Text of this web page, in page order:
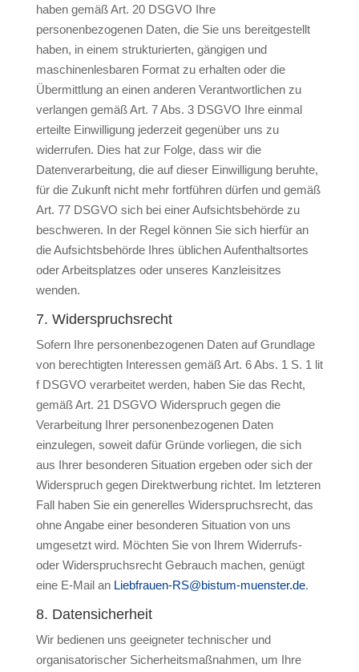
haben gemäß Art. 20 DSGVO Ihre
personenbezogenen Daten, die Sie uns bereitgestellt
haben, in einem strukturierten, gängigen und
maschinenlesbaren Format zu erhalten oder die
Übermittlung an einen anderen Verantwortlichen zu
verlangen gemäß Art. 7 Abs. 3 DSGVO Ihre einmal
erteilte Einwilligung jederzeit gegenüber uns zu
widerrufen. Dies hat zur Folge, dass wir die
Datenverarbeitung, die auf dieser Einwilligung beruhte,
für die Zukunft nicht mehr fortführen dürfen und gemäß
Art. 77 DSGVO sich bei einer Aufsichtsbehörde zu
beschweren. In der Regel können Sie sich hierfür an
die Aufsichtsbehörde Ihres üblichen Aufenthaltsortes
oder Arbeitsplatzes oder unseres Kanzleisitzes
wenden.
7. Widerspruchsrecht
Sofern Ihre personenbezogenen Daten auf Grundlage
von berechtigten Interessen gemäß Art. 6 Abs. 1 S. 1 lit
f DSGVO verarbeitet werden, haben Sie das Recht,
gemäß Art. 21 DSGVO Widerspruch gegen die
Verarbeitung Ihrer personenbezogenen Daten
einzulegen, soweit dafür Gründe vorliegen, die sich
aus Ihrer besonderen Situation ergeben oder sich der
Widerspruch gegen Direktwerbung richtet. Im letzteren
Fall haben Sie ein generelles Widerspruchsrecht, das
ohne Angabe einer besonderen Situation von uns
umgesetzt wird. Möchten Sie von Ihrem Widerrufs-
oder Widerspruchsrecht Gebrauch machen, genügt
eine E-Mail an Liebfrauen-RS@bistum-muenster.de.
8. Datensicherheit
Wir bedienen uns geeigneter technischer und
organisatorischer Sicherheitsmaßnahmen, um Ihre